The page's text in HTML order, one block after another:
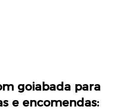
goiabada para
e encomendas: